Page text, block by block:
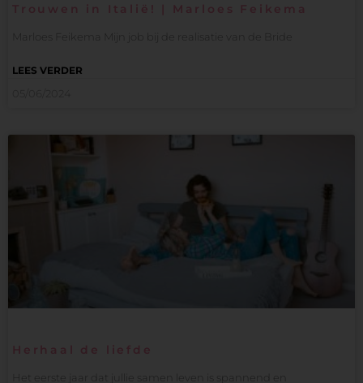
Trouwen in Italië! | Marloes Feikema
Marloes Feikema Mijn job bij de realisatie van de Bride
LEES VERDER
Herhaal de liefde
Het eerste jaar dat jullie samen leven is spannend en